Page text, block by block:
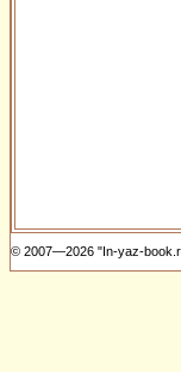
© 2007—2026 "In-yaz-